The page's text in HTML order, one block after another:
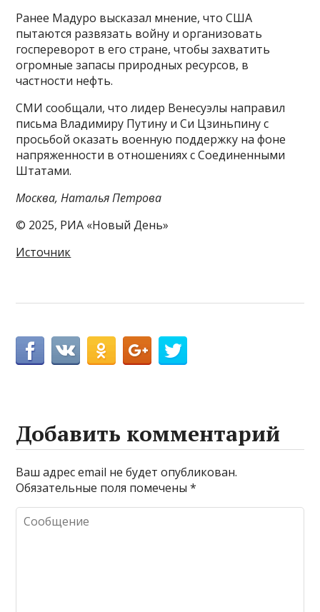
Ранее Мадуро высказал мнение, что США
пытаются развязать войну и организовать
госпереворот в его стране, чтобы захватить
огромные запасы природных ресурсов, в
частности нефть.
СМИ сообщали, что лидер Венесуэлы направил
письма Владимиру Путину и Си Цзиньпину с
просьбой оказать военную поддержку на фоне
напряженности в отношениях с Соединенными
Штатами.
Москва, Наталья Петрова
© 2025, РИА «Новый День»
Источник
Добавить комментарий
Ваш адрес email не будет опубликован.
Обязательные поля помечены*